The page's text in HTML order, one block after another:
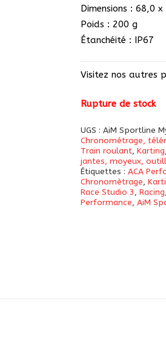
Dimensions : 68,0
Poids : 200 g
Étanchéité : IP67
Visitez nos autres
Rupture de stock
UGS :AiM Sportline
Chronométrage,
Train roulant,Karting
jantes, moyeux,
Étiquettes :ACA
Chronomètrage,
Race Studio 3,Racing,
Performance,AiM